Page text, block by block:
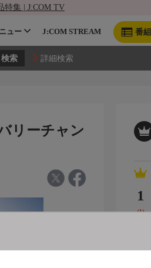
特集 | J:COM TV
番
ュー J:COM STREAM
詳細検索
リーチャン
1
(1)